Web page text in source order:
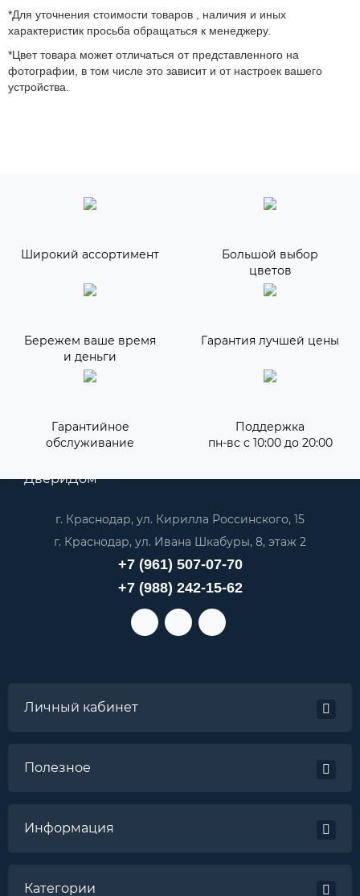
*Для уточнения стоимости товаров , наличия и иных
характеристик просьба обращаться к менеджеру.
*Цвет товара может отличаться от представленного на
фотографии, в том числе это зависит и от настроек вашего
устройства.
Широкий ассортимент
Большой выбор
цветов
Бережем ваше время
и деньги
Гарантия лучшей цены
Гарантийное
обслуживание
Поддержка
пн-вс с 10:00 до 20:00
ДвериДом
г. Краснодар, ул. Кирилла Россинского, 15
г. Краснодар, ул. Ивана Шкабуры, 8, этаж 2
+7 (961) 507-07-70
+7 (988) 242-15-62
Личный кабинет
Полезное
Информация
Категории